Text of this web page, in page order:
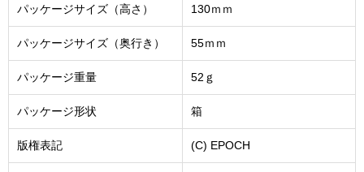
パッケージサイズ（高さ） 130ｍｍ
パッケージサイズ（奥行き） 55ｍｍ
パッケージ重量 52ｇ
パッケージ形状 箱
版権表記 (C) EPOCH